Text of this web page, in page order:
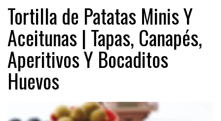
Tortilla de Patatas Minis Y
Aceitunas | Tapas, Canapés,
Aperitivos Y Bocaditos
Huevos